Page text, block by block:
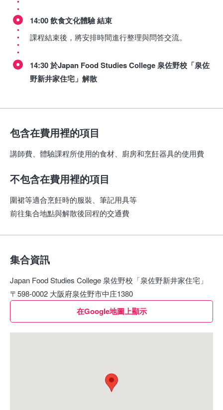
14:00 飲食文化體驗 結束
課程結束後，將安排時間進行整理與問答交流。
14:30 於Japan Food Studies College 泉佐野校「泉佐
野新井家住宅」解散
包含在費用裡的項目
講師費、體驗課程所使用的食材、廚房和烹飪器具的使用費
不包含在費用裡的項目
圍裙等適合烹飪時的服裝、筆記用具等
前往集合地點與解散後回程的交通費
集合資訊
Japan Food Studies College 泉佐野校「泉佐野新井家住宅」
〒598-0002 大阪府泉佐野市中庄1380
在Google地圖上顯示